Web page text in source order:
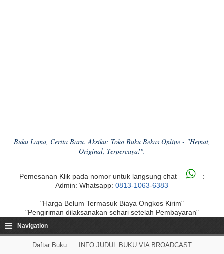
Buku Lama, Cerita Baru. Aksiku: Toko Buku Bekas Online - "Hemat,
Original, Terpercaya!".
Pemesanan Klik pada nomor untuk langsung chat
:
Admin: Whatsapp: 0813-1063-6383
"Harga Belum Termasuk Biaya Ongkos Kirim"
"Pengiriman dilaksanakan sehari setelah Pembayaran"
≡ Navigation
Daftar Buku INFO JUDUL BUKU VIA BROADCAST